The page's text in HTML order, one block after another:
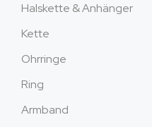
Halskette & Anhänger
Kette
Ohrringe
Ring
Armband